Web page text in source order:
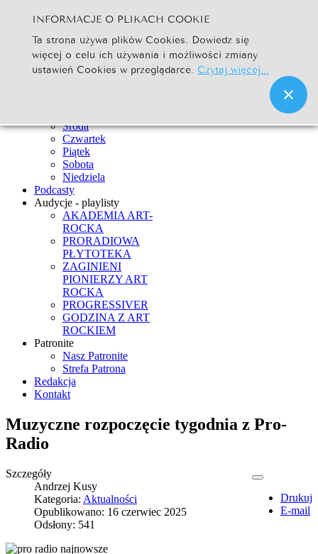
Szukaj... Go
Strona Główna
Newsy
Środa
Czwartek
Piątek
Sobota
Niedziela
Podcasty
Audycje - playlisty
AKADEMIA ART-
ROCKA
PRORADIOWA
PŁYTOTEKA
ZAGINIENI
PIONIERZY ART
ROCKA
PROGRESSIVER
GODZINA Z ART
ROCKIEM
Patronite
Nasz Patronite
Strefa Patrona
Redakcja
Kontakt
Muzyczne rozpoczęcie tygodnia z Pro-
Radio
Drukuj
E-mail
Szczegóły
Andrzej Kusy
Kategoria: Aktualności
Opublikowano: 16 czerwiec 2025
Odsłony: 541
INFORMACJE O PLIKACH COOKIE
Ta strona używa plików Cookies. Dowiedz się
więcej o celu ich używania i możliwości zmiany
ustawień Cookies w przeglądarce. Czytaj więcej...